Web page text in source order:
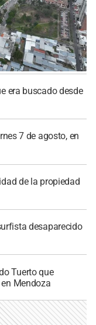
era buscado desde
7 de agosto, en
de la propiedad
desaparecido
Tuerto que
Mendoza